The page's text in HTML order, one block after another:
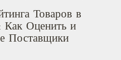
Товаров в
Оценить и
Поставщики